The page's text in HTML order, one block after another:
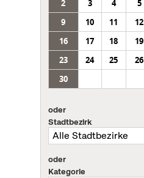
2
3 4 5
9
10 11 12
16
17 18 19
23
24 25 26
30
oder
Stadtbezirk
oder
Kategorie